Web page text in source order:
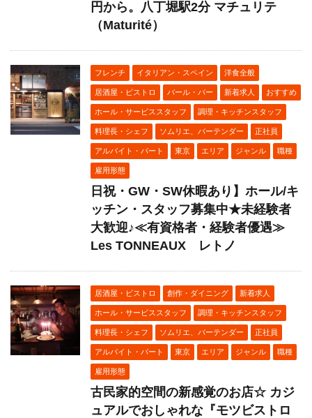
円から。八丁堀駅2分 マチュリテ
（Maturité）
フレンチ イタリアン・スペイン 洋食全般
居酒屋・ビストロ バール・バー 新着求人 おすすめ
ホール・サービススタッフ 調理・キッチンスタッフ
料理長・シェフ ソムリエ、バーテンダー 正社員
アルバイト・パート 東京 エリア ジャンル 職種
雇用形態
日祝・GW・SW休暇あり】ホール/キ
ッチン・スタッフ募集中★未経験者
大歓迎♪≪有資格者・経験者優遇≫
Les TONNEAUX レトノ
居酒屋・ビストロ 創作・ダイニング 新着求人
ホール・サービススタッフ 調理・キッチンスタッフ
料理長・シェフ ソムリエ、バーテンダー 正社員
アルバイト・パート 東京 エリア ジャンル 職種
雇用形態
古民家的空間の新感覚のお店☆ カジ
ュアルでおしゃれな『モツビストロ